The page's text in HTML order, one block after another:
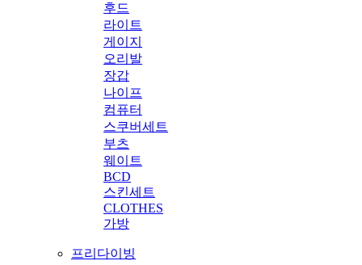
후드
라이트
게이지
오리발
장갑
나이프
컴퓨터
스쿠버세트
부츠
웨이트
BCD
스킨세트
CLOTHES
가방
프리다이빙